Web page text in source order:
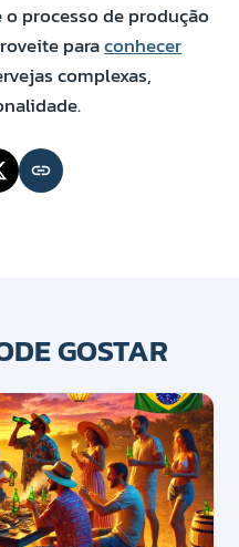
processo de produção
paraconhecer
complexas,
GOSTAR